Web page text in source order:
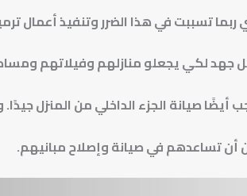
تسببت في هذا الضرر وتنفيذ أعمال
جهد لكي يجعلو منازلهم وفيلاتهم
صيانة الجزء الداخلي من المنزل
أن تساعدهم في صيانة وإصلاح مبانيهم.